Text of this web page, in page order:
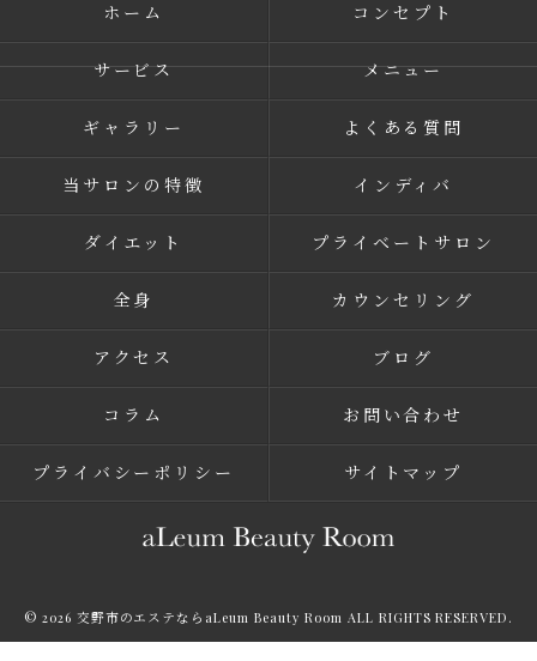
ホーム コンセプト
サービス メニュー
ギャラリー よくある質問
当サロンの特徴 インディバ
ダイエット プライベートサロン
全身 カウンセリング
アクセス ブログ
コラム お問い合わせ
プライバシーポリシー サイトマップ
© 2026 交野市のエステならaLeum Beauty Room ALL RIGHTS RESERVED.